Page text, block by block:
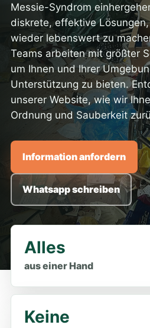
Messie-Syndrom
diskrete, effektive
wieder lebenswert zu
Teams arbeiten mit größter
um Ihnen und Ihrer
Unterstützung zu bieten.
unserer Website, wie wir
Ordnung und Sauberkeit
Information anfordern
Whatsapp schreiben
Alles
aus einer Hand
Keine